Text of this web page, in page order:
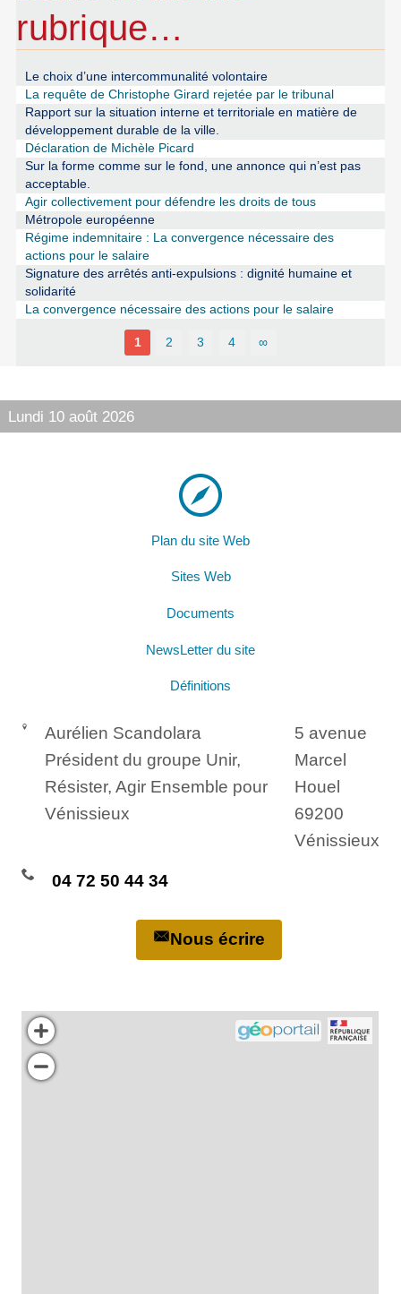
rubrique…
Le choix d’une intercommunalité volontaire
La requête de Christophe Girard rejetée par le tribunal
Rapport sur la situation interne et territoriale en matière de
développement durable de la ville.
Déclaration de Michèle Picard
Sur la forme comme sur le fond, une annonce qui n’est pas
acceptable.
Agir collectivement pour défendre les droits de tous
Métropole européenne
Régime indemnitaire : La convergence nécessaire des
actions pour le salaire
Signature des arrêtés anti-expulsions : dignité humaine et
solidarité
La convergence nécessaire des actions pour le salaire
1 2 3 4 ∞
Lundi 10 août 2026
Plan du site Web
Sites Web
Documents
NewsLetter du site
Définitions
Aurélien Scandolara
Président du groupe Unir,
Résister, Agir Ensemble pour
Vénissieux
5 avenue
Marcel
Houel
69200
Vénissieux
04 72 50 44 34
Nous écrire